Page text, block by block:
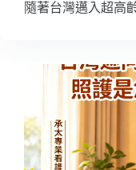
隨著台灣邁入超高